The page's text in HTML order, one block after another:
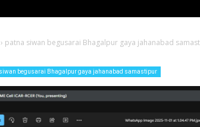
› patna siwan begusarai Bhagalpur gaya jahanabad
begusarai Bhagalpur gaya jahanabad samastipur